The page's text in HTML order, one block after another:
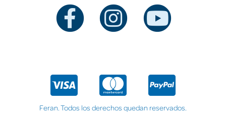
Feran. Todos los derechos quedan reservados.